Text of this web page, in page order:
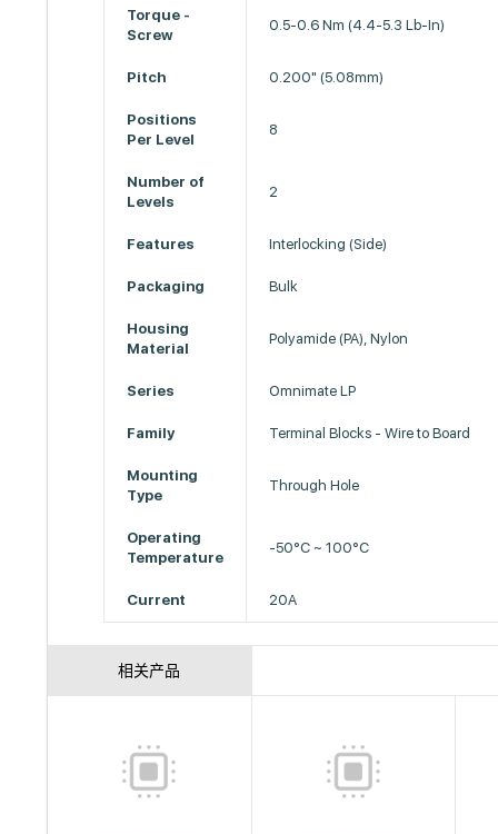
Torque -
Screw
0.5-0.6 Nm (4.4-5.3 Lb-In)
Pitch 0.200" (5.08mm)
Positions
Per Level
8
Number of
Levels
2
Features Interlocking (Side)
Packaging Bulk
Housing
Material
Polyamide (PA), Nylon
Series Omnimate LP
Family Terminal Blocks - Wire to Board
Mounting
Type
Through Hole
Operating
Temperature
-50°C ~ 100°C
Current 20A
相关产品